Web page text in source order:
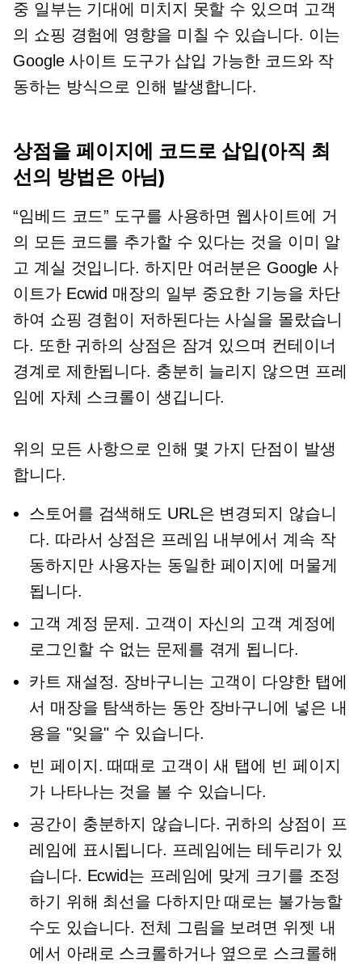
중 일부는 기대에 미치지 못할 수 있으며 고객
의 쇼핑 경험에 영향을 미칠 수 있습니다. 이는
Google 사이트 도구가 삽입 가능한 코드와 작
동하는 방식으로 인해 발생합니다.
상점을 페이지에 코드로 삽입(아직 최
선의 방법은 아님)
“임베드 코드” 도구를 사용하면 웹사이트에 거
의 모든 코드를 추가할 수 있다는 것을 이미 알
고 계실 것입니다. 하지만 여러분은 Google 사
이트가 Ecwid 매장의 일부 중요한 기능을 차단
하여 쇼핑 경험이 저하된다는 사실을 몰랐습니
다. 또한 귀하의 상점은 잠겨 있으며 컨테이너
경계로 제한됩니다. 충분히 늘리지 않으면 프레
임에 자체 스크롤이 생깁니다.
위의 모든 사항으로 인해 몇 가지 단점이 발생
합니다.
스토어를 검색해도 URL은 변경되지 않습니
다. 따라서 상점은 프레임 내부에서 계속 작
동하지만 사용자는 동일한 페이지에 머물게
됩니다.
고객 계정 문제. 고객이 자신의 고객 계정에
로그인할 수 없는 문제를 겪게 됩니다.
카트 재설정. 장바구니는 고객이 다양한 탭에
서 매장을 탐색하는 동안 장바구니에 넣은 내
용을 "잊을" 수 있습니다.
빈 페이지. 때때로 고객이 새 탭에 빈 페이지
가 나타나는 것을 볼 수 있습니다.
공간이 충분하지 않습니다. 귀하의 상점이 프
레임에 표시됩니다. 프레임에는 테두리가 있
습니다. Ecwid는 프레임에 맞게 크기를 조정
하기 위해 최선을 다하지만 때로는 불가능할
수도 있습니다. 전체 그림을 보려면 위젯 내
에서 아래로 스크롤하거나 옆으로 스크롤해